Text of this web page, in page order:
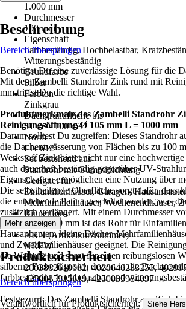
1.000 mm
Durchmesser
100 mm
Eigenschaft
Farbbeständig, Hochbelastbar,
Witterungsbeständig
Grundfarbe
Silber
Farbton
Zinkgrau
Dachgrundfläche bis
51 m² - 100 m²
Norm
EN 612
Set bestehend aus
Standrohr mit Gummidichtung
Geeignet für
Einfamilienhäuser, Garagen,
Mehrfamilienhäuser, Wochenendhäuser,
Rinnenform
Rund
AKN (Artikelkurznummer)
NRFW
EAN
2003862610002, 4020646233255,
4250035915619, 4250035984097
Beschreibung
Bereich überspringen
Benötigst Du eine zuverlässige Lösung für die
Mit dem Zambelli Standrohr Zink rund mit
mm triffst Du die richtige Wahl.
Produktmerkmale des Zambelli Standrohr
Reinigungsöffnung Ø 105 mm L = 1000 mm
Darum solltest Du zugreifen: Dieses Standrohr
die Dachentwässerung von Flächen bis zu 100
Werkstoff Zink bietet nicht nur eine
auch dauerhaft beständig gegenüber UV-
Eigenschaften ermöglichen eine Nutzung über
Die selbstheilende Oberfläche sorgt dafür, dass
die entstehende Patina geschützt werden, was
zusätzlich verlängert. Mit einem Durchmesser
Länge von 1000 mm ist das Rohr für
Hausanbauten, kleine Dächer,
und Zweifamilienhäuser geeignet. Die
die Wartung und sorgt für einen reibungslosen
silberne Farbe fügt sich dezent in die
farbbeständig, hochbelastbar und
Festgezurrt: Das Zambelli Standrohr aus Zink
Mehr anzeigen
Produktsicherheit
Bereich überspringen
Verantwortlich für Produktsicherheit: Siehe